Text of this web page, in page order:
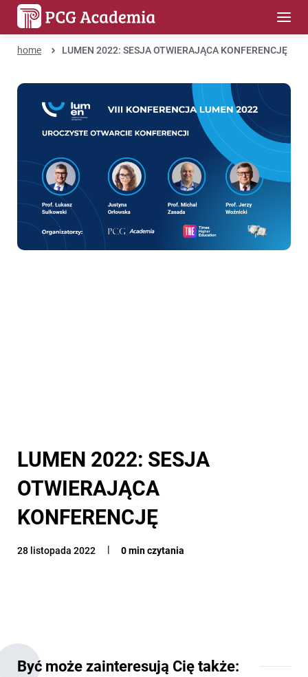
home LUMEN 2022: SESJA OTWIERAJĄCA KONFERENCJĘ
LUMEN 2022: SESJA
OTWIERAJĄCA
KONFERENCJĘ
28 listopada 2022 0 min czytania
Być może zainteresują Cię także: